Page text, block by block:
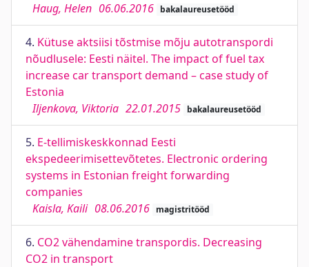
Haug, Helen 06.06.2016 bakalaureusetööd
4. Kütuse aktsiisi tõstmise mõju autotranspordi
nõudlusele: Eesti näitel. The impact of fuel tax
increase car transport demand – case study of
Estonia
Iljenkova, Viktoria 22.01.2015 bakalaureusetööd
5. E-tellimiskeskkonnad Eesti
ekspedeerimisettevõtetes. Electronic ordering
systems in Estonian freight forwarding
companies
Kaisla, Kaili 08.06.2016 magistritööd
6. CO2 vähendamine transpordis. Decreasing
CO2 in transport